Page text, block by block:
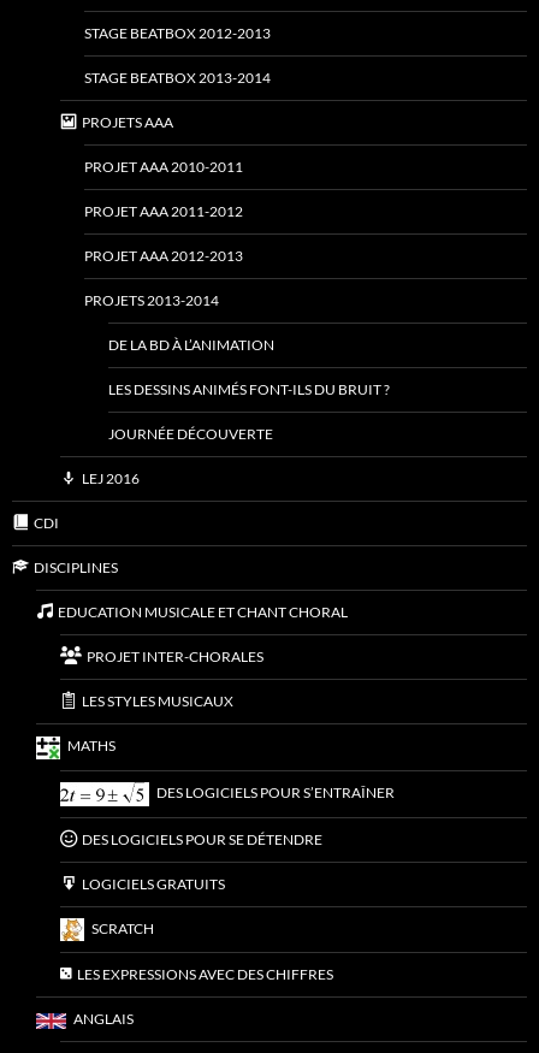
STAGE BEATBOX 2012-2013
STAGE BEATBOX 2013-2014
PROJETS AAA
PROJET AAA 2010-2011
PROJET AAA 2011-2012
PROJET AAA 2012-2013
PROJETS 2013-2014
DE LA BD À L’ANIMATION
LES DESSINS ANIMÉS FONT-ILS DU BRUIT ?
JOURNÉE DÉCOUVERTE
LEJ 2016
CDI
DISCIPLINES
EDUCATION MUSICALE ET CHANT CHORAL
PROJET INTER-CHORALES
LES STYLES MUSICAUX
MATHS
DES LOGICIELS POUR S’ENTRAÎNER
DES LOGICIELS POUR SE DÉTENDRE
LOGICIELS GRATUITS
SCRATCH
LES EXPRESSIONS AVEC DES CHIFFRES
ANGLAIS